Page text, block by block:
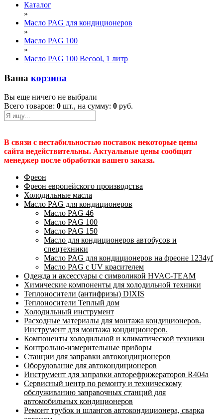
Каталог
»
Масло PAG для кондиционеров
»
Масло PAG 100
»
Масло PAG 100 Becool, 1 литр
Ваша корзина
Вы еще ничего не выбрали
Всего товаров: 0 шт., на сумму: 0 руб.
В связи с нестабильностью поставок некоторые цены
сайта недействительны. Актуальные цены сообщит
менеджер после обработки вашего заказа.
Фреон
Фреон европейского производства
Холодильные масла
Масло PAG для кондиционеров
Масло PAG 46
Масло PAG 100
Масло PAG 150
Масло для кондиционеров автобусов и
спецтехники
Масло PAG для кондиционеров на фреоне 1234yf
Масло PAG с UV красителем
Одежда и аксессуары с символикой HVAC-TEAM
Химические компоненты для холодильной техники
Теплоносители (антифризы) DIXIS
Теплоносители Теплый дом
Холодильный инструмент
Расходные материалы для монтажа кондиционеров.
Инструмент для монтажа кондиционеров.
Компоненты холодильной и климатической техники
Контрольно-измерительные приборы
Станции для заправки автокондиционеров
Оборудование для автокондиционеров
Инструмент для заправки авторефрижераторов R404a
Сервисный центр по ремонту и техническому
обслуживанию заправочных станций для
автомобильных кондиционеров
Ремонт трубок и шлангов автокондиционера, сварка